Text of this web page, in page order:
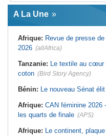
Guinée:
assume les fonctions présidentielles
Ghana:John Dramani en Jamaïque
l'esclavage
Sénégal:Banque mondiale - 340
priorités du pays
Mali:Achat d'un avion présidentiel -
La Cour suprême confirme la
l'Économie
France la restitution du crâne de
Bokar Biro et de trois de ses
proches
A La Une
Afrique: Revue de presse
2026 (allAfrica)
Tanzanie: Le textile au cœur
coton (Bird Story Agency)
Bénin: Le nouveau Sénat
Afrique: CAN féminine 2026
les quarts de finale (APS)
Afrique: Le continent,